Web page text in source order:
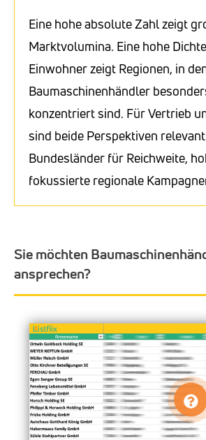
Eine hohe absolute Zahl zeigt
Marktvolumina. Eine hohe
Einwohner zeigt Regionen, in
Baumaschinenhändler
konzentriert sind. Für Vertrieb
sind beide Perspektiven
Bundesländer für Reichweite,
fokussierte regionale
Sie möchten
ansprechen?